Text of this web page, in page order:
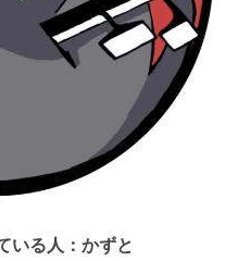
いる人：かずと